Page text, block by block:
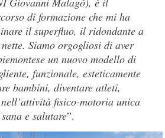
di formazione che mi ha
il superfluo, il ridondante a
Siamo orgogliosi di aver
un nuovo modello di
funzionale, esteticamente
bambini, diventare atleti,
fisico-motoria unica
e salutare”.